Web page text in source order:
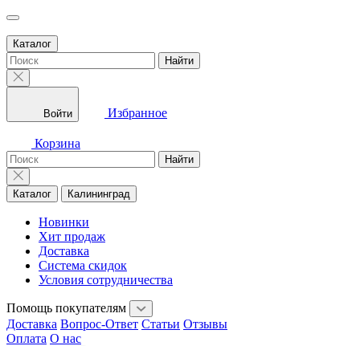
Каталог
Найти
Войти Избранное
Корзина
Найти
Каталог Калининград
Новинки
Хит продаж
Доставка
Система скидок
Условия сотрудничества
Помощь покупателям
Доставка Вопрос-Ответ Статьи Отзывы
Оплата О нас